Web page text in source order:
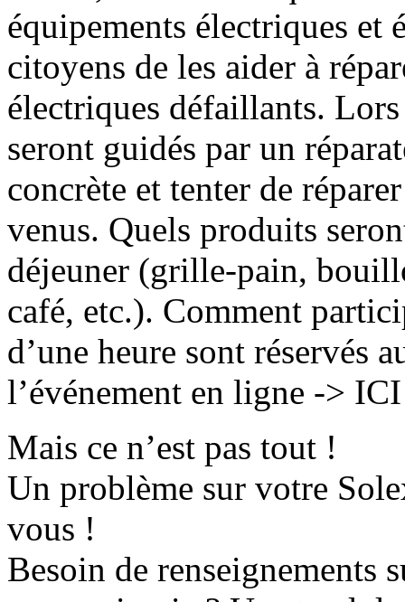
équipements électriques et
citoyens de les aider à
électriques défaillants.
seront guidés par un
concrète et tenter de
venus. Quels produits
déjeuner (grille-pain,
café, etc.). Comment
d’une heure sont réservés
l’événement en ligne -> ICI
Mais ce n’est pas tout !
Un problème sur votre
vous !
Besoin de renseignements